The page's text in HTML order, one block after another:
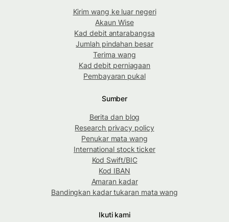
Kirim wang ke luar negeri
Akaun Wise
Kad debit antarabangsa
Jumlah pindahan besar
Terima wang
Kad debit perniagaan
Pembayaran pukal
Sumber
Berita dan blog
Research privacy policy
Penukar mata wang
International stock ticker
Kod Swift/BIC
Kod IBAN
Amaran kadar
Bandingkan kadar tukaran mata wang
Ikuti kami